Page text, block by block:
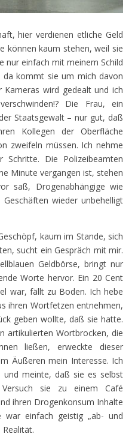
hier verdienen etliche Geld
können kaum stehen, weil sie
nur einfach mit meinem Schild
kommt sie um mich davon
wird gedealt und ich
Die Frau, ein
Staatsgewalt – nur gut, daß
Kollegen der Oberfläche
zweifeln müssen. Ich nehme
Die Polizeibeamten
Minute vergangen ist, stehen
saß, Drogenabhängige wie
wieder unbehelligt
kaum im Stande, sich
sucht ein Gespräch mit mir.
Geldbörse, bringt nur
Worte hervor. Ein 20 Cent
war, fällt zu Boden. Ich hebe
ihren Wortfetzen entnehmen,
geben wollte, daß sie hatte.
artikulierten Wortbrocken, die
ließen, erweckte dieser
Äußeren mein Interesse. Ich
und meinte, daß sie es selbst
sie zu einem Café
ihren Drogenkonsum Inhalte
einfach geistig „ab- und